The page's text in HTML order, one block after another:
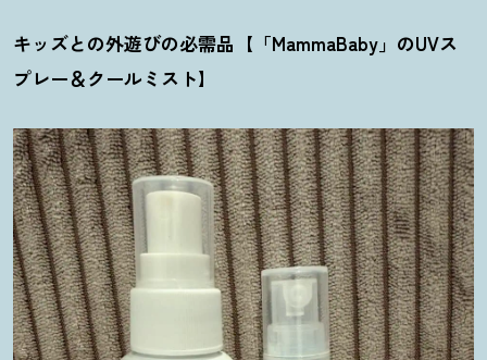
キッズとの外遊びの必需品【「MammaBaby」のUVス
プレー＆クールミスト】